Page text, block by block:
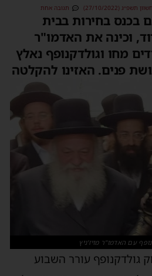
תשפ״ג (27/10/2022) תגובה אחת
בכנס בחירות בבית
וכינה את האדמו"ר
מחו וגולדקנופף נאלץ
פנים. האזינו להקלטה
עם האדמו"ר מויז'ניץ
גולדקנופף עורר השבוע